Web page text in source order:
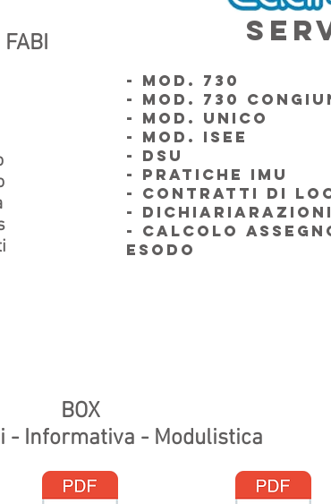
- MOD. 730
- MOD. 730
- MOD. UNICO
- MOD. ISEE
- DSU
- PRATICHE IMU
- CONTRATTI DI
-
- CALCOLO
ESODO
BOX
- Informativa - Modulistica